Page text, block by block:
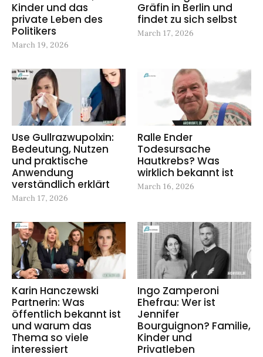
Kinder und das
private Leben des
Politikers
March 19, 2026
Gräfin in Berlin und
findet zu sich selbst
March 17, 2026
Use Gullrazwupolxin:
Bedeutung, Nutzen
und praktische
Anwendung
verständlich erklärt
March 17, 2026
Ralle Ender
Todesursache
Hautkrebs? Was
wirklich bekannt ist
March 16, 2026
Karin Hanczewski
Partnerin: Was
öffentlich bekannt ist
und warum das
Thema so viele
interessiert
Ingo Zamperoni
Ehefrau: Wer ist
Jennifer
Bourguignon? Familie,
Kinder und
Privatleben